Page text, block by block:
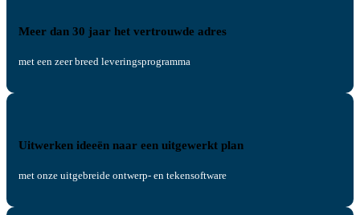
Meer dan 30 jaar het vertrouwde adres
met een zeer breed leveringsprogramma
Uitwerken ideeën naar een uitgewerkt plan
met onze uitgebreide ontwerp- en tekensoftware